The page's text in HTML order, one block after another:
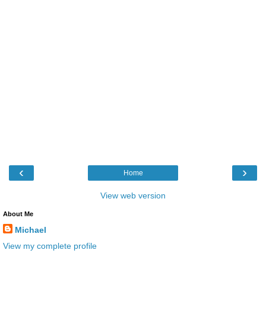
‹ ›
Home
View web version
About Me
Michael
View my complete profile